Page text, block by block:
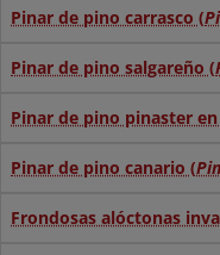
Pinar de pino carrasco (
Pinar de pino salgareño (
Pinar de pino pinaster
Pinar de pino canario (
Frondosas alóctonas